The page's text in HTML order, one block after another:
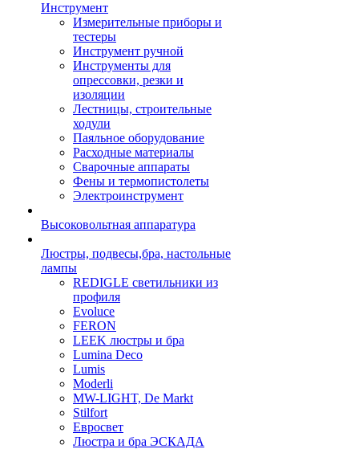
Инструмент
Измерительные приборы и
тестеры
Инструмент ручной
Инструменты для
опрессовки, резки и
изоляции
Лестницы, строительные
ходули
Паяльное оборудование
Расходные материалы
Сварочные аппараты
Фены и термопистолеты
Электроинструмент
Высоковольтная аппаратура
Люстры, подвесы,бра, настольные
лампы
REDIGLE светильники из
профиля
Evoluce
FERON
LEEK люстры и бра
Lumina Deco
Lumis
Moderli
MW-LIGHT, De Markt
Stilfort
Евросвет
Люстра и бра ЭСКАДА